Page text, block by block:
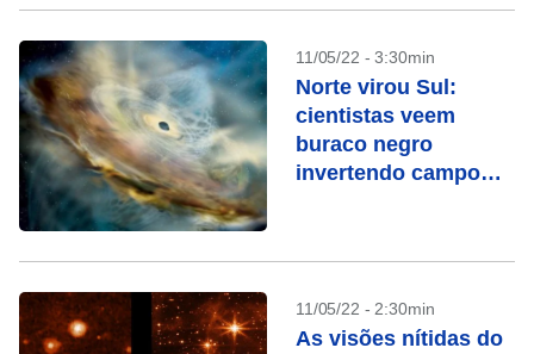
11/05/22 - 3:30min
Norte virou Sul:
cientistas veem
buraco negro
invertendo campo
11/05/22 - 2:30min
As visões nítidas do